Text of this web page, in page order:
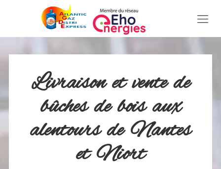
Livraison et vente de
bûches de bois aux
alentours de Nantes
et Niort